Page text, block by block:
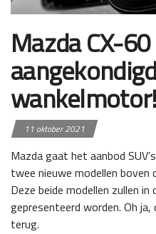
Mazda CX-
wankelmotor!
11 oktober 2021
Mazda gaat het aanbod
twee nieuwe modellen boven
Deze beide modellen zullen
gepresenteerd worden. Oh
terug.